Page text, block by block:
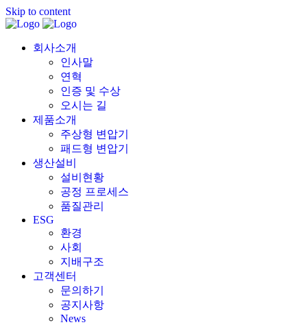
Skip to content
회사소개
인사말
연혁
인증 및 수상
오시는 길
제품소개
주상형 변압기
패드형 변압기
생산설비
설비현황
공정 프로세스
품질관리
ESG
환경
사회
지배구조
고객센터
문의하기
공지사항
News